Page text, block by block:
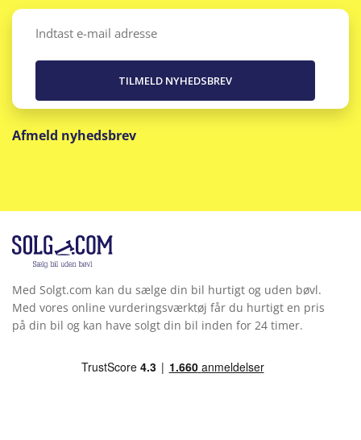
Email
Afmeld nyhedsbrev
Med Solgt.com kan du sælge din bil hurtigt og uden bøvl.
Med vores online vurderingsværktøj får du hurtigt en pris
på din bil og kan have solgt din bil inden for 24 timer.